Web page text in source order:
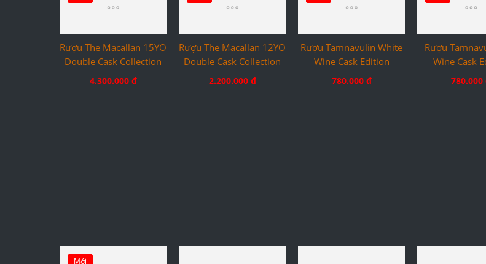
Mới